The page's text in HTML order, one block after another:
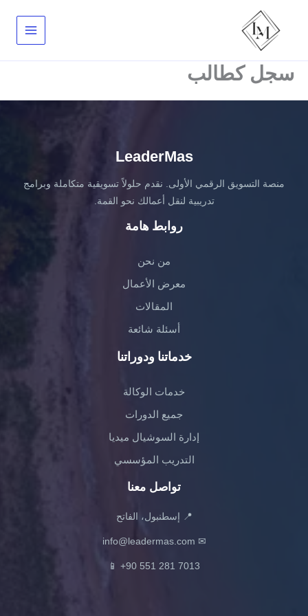
المحتوى
سجل كطالب
LeaderMas
منصة التسويق الرقمي الأولى. نقدم حلولاً تسويقية متكاملة وبرامج
تدريبية لنقل أعمالك نحو القمة.
روابط هامة
من نحن
معرض الأعمال
المقالات
أسئلة شائعة
خدماتنا ودوراتنا
خدمات الوكالة
جميع الدورات
إدارة السوشيال ميديا
التدريب المؤسسي
تواصل معنا
📍 إسطنبول، الفاتح
✉
info@leadermas.com
📱 +90 551 281 7013